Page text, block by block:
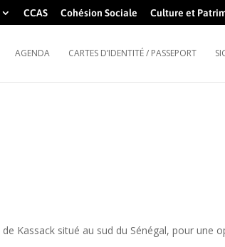
CCAS Cohésion Sociale Culture et
AGENDA CARTES D’IDENTITÉ / PASSEPORT
Kassack situé au sud du Sénégal, pour une